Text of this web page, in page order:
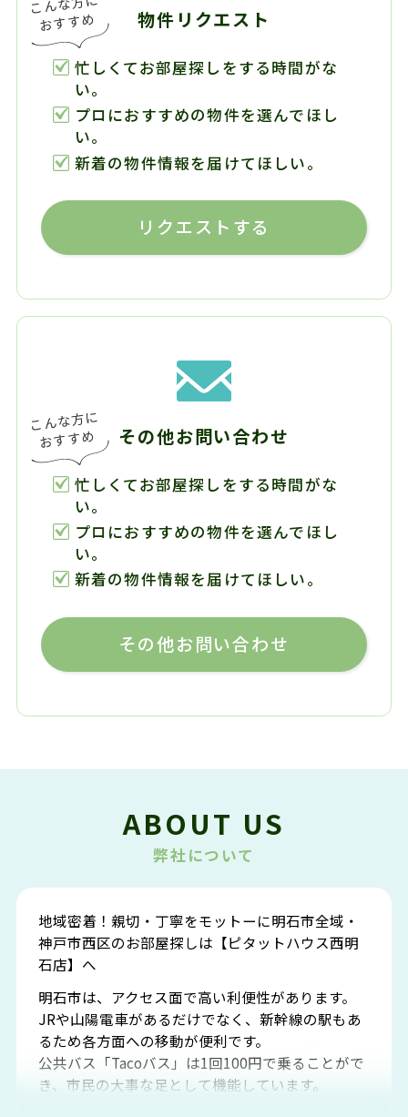
物件リクエスト
忙しくてお部屋探しをする時間がな
い。
プロにおすすめの物件を選んでほし
い。
新着の物件情報を届けてほしい。
リクエストする
その他お問い合わせ
忙しくてお部屋探しをする時間がな
い。
プロにおすすめの物件を選んでほし
い。
新着の物件情報を届けてほしい。
その他お問い合わせ
ABOUT US
弊社について
地域密着！親切・丁寧をモットーに明石市全域・
神戸市西区のお部屋探しは【ピタットハウス西明
石店】へ
明石市は、アクセス面で高い利便性があります。
JRや山陽電車があるだけでなく、新幹線の駅もあ
るため各方面への移動が便利です。
公共バス「Tacoバス」は1回100円で乗ることがで
き、市民の大事な足として機能しています。